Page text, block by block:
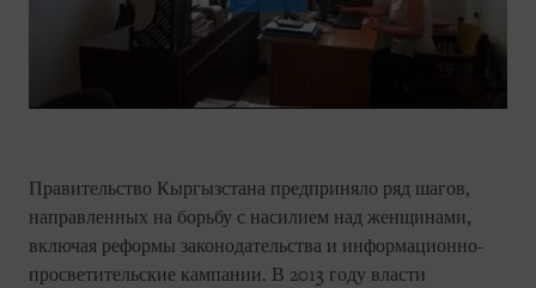
Правительство Кыргызстана предприняло ряд шагов,
направленных на борьбу с насилием над женщинами,
включая реформы законодательства и информационно-
просветительские кампании. В 2013 году власти